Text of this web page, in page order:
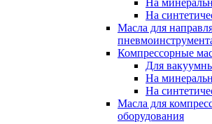
На
На
Масла для
Компрессорные
Для
На
На
Масла для
оборудования